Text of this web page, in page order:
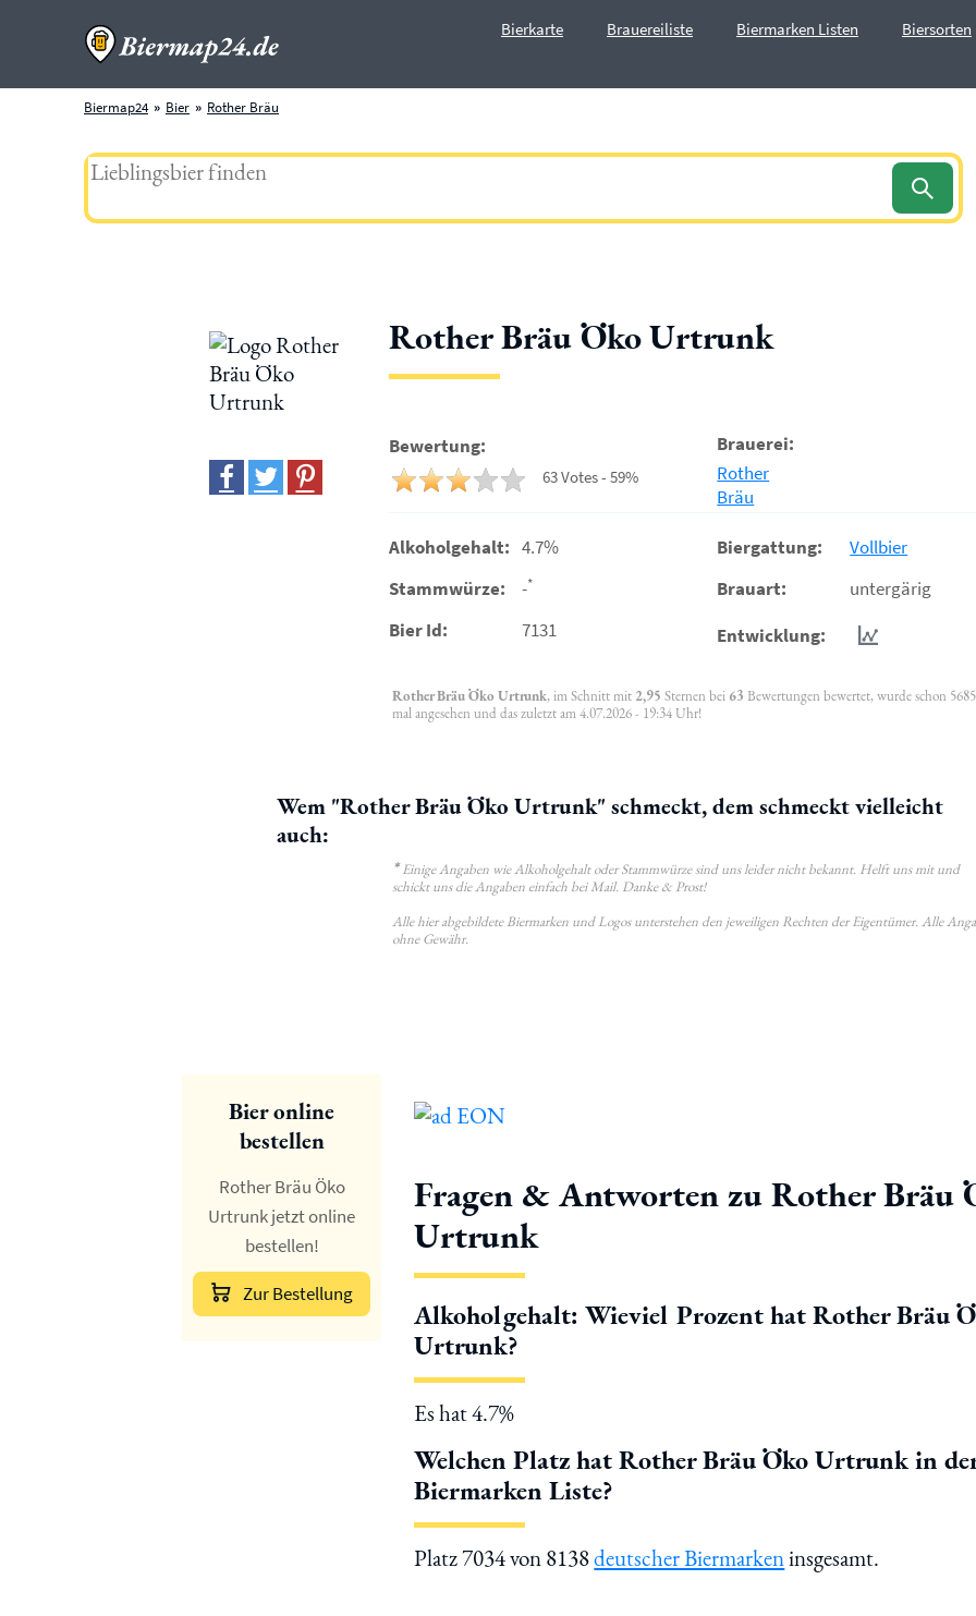
Bierkarte Brauereiliste Biermarken Listen Biersorten
Biermap24 Bier Rother Bräu
Rother Bräu Öko Urtrunk
Bewertung:
63 Votes - 59%
Brauerei:
Rother
Bräu
Alkoholgehalt: 4.7%
Stammwürze:
-*
Bier Id: 7131
Biergattung:
Vollbier
Brauart:
untergärig
Entwicklung:
Rother Bräu Öko Urtrunk, im Schnitt mit 2,95 Sternen bei 63 Bewertungen bewertet, wurde schon 5685
mal angesehen und das zuletzt am 4.07.2026 - 19:34 Uhr!
Wem "Rother Bräu Öko Urtrunk" schmeckt, dem schmeckt vielleicht
auch:
*Einige Angaben wie Alkoholgehalt oder Stammwürze sind uns leider nicht bekannt. Helft uns mit und
schickt uns die Angaben einfach bei Mail. Danke & Prost!
Alle hier abgebildete Biermarken und Logos unterstehen den jeweiligen Rechten der Eigentümer. Alle
ohne Gewähr.
Bier online
bestellen
Rother Bräu Öko
Urtrunk jetzt online
bestellen!
Zur Bestellung
Fragen & Antworten zu Rother Bräu
Urtrunk
Alkoholgehalt: Wieviel Prozent hat Rother Bräu
Urtrunk?
Es hat 4.7%
Welchen Platz hat Rother Bräu Öko Urtrunk in
Biermarken Liste?
Platz 7034 von 8138deutscher Biermarkeninsgesamt.